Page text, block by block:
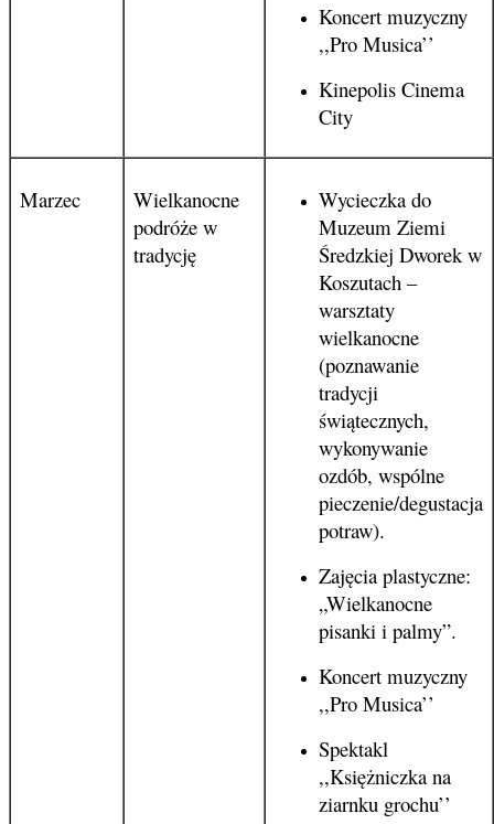
Koncert muzyczny
,,Pro Musica’’
Kinepolis Cinema
City
Marzec
Wielkanocne
podróże w
tradycję
Wycieczka do
Muzeum Ziemi
Średzkiej Dworek w
Koszutach –
warsztaty
wielkanocne
(poznawanie
tradycji
świątecznych,
wykonywanie
ozdób, wspólne
pieczenie/degustacja
potraw).
Zajęcia plastyczne:
„Wielkanocne
pisanki i palmy”.
Koncert muzyczny
,,Pro Musica’’
Spektakl
,,Księżniczka na
ziarnku grochu’’